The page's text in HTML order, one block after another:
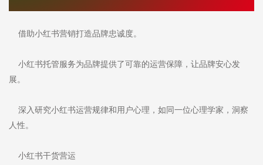
借助小红书营销打造品牌忠诚度。
小红书托管服务为品牌提供了可靠的运营保障，让品牌安心发
展。
深入研究小红书运营规律和用户心理，如同一位心理学家，洞察
人性。
小红书干货营运